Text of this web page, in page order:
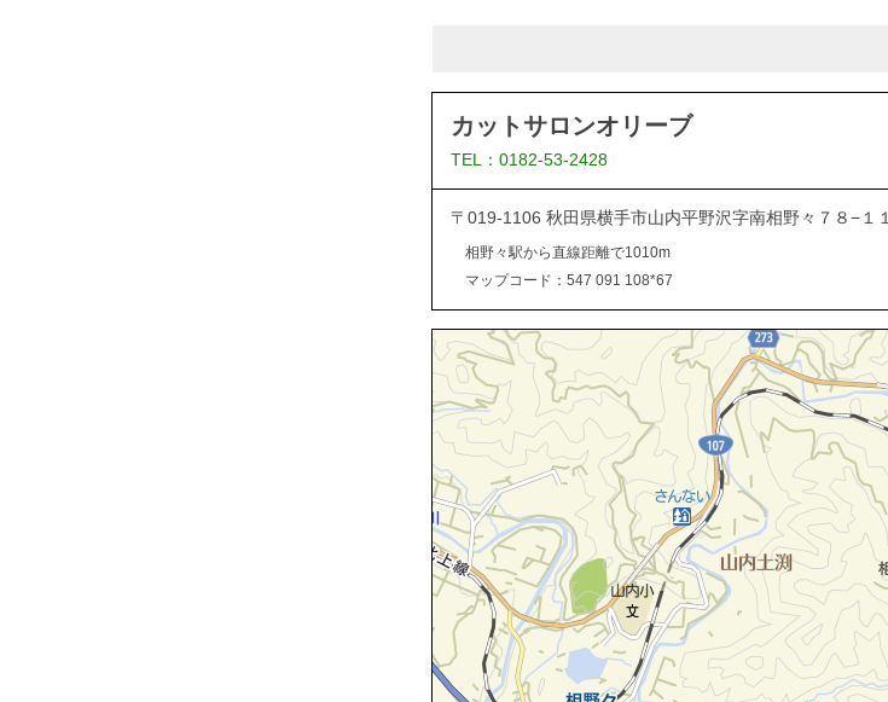
カットサロンオリーブ
TEL：0182-53-2428
〒019-1106 秋田県横手市山内平野沢字南相野々７８−１１
相野々駅から直線距離で1010m
マップコード：547 091 108*67